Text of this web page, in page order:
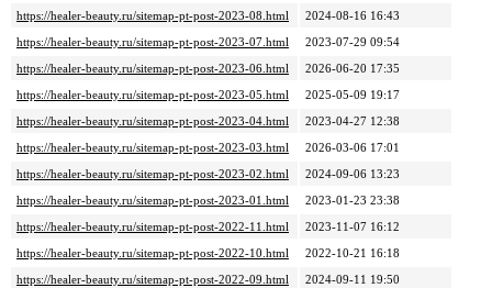
https://healer-beauty.ru/sitemap-pt-post-2023-08.html
2024-08-16 16:43
https://healer-beauty.ru/sitemap-pt-post-2023-07.html
2023-07-29 09:54
https://healer-beauty.ru/sitemap-pt-post-2023-06.html
2026-06-20 17:35
https://healer-beauty.ru/sitemap-pt-post-2023-05.html
2025-05-09 19:17
https://healer-beauty.ru/sitemap-pt-post-2023-04.html
2023-04-27 12:38
https://healer-beauty.ru/sitemap-pt-post-2023-03.html
2026-03-06 17:01
https://healer-beauty.ru/sitemap-pt-post-2023-02.html
2024-09-06 13:23
https://healer-beauty.ru/sitemap-pt-post-2023-01.html
2023-01-23 23:38
https://healer-beauty.ru/sitemap-pt-post-2022-11.html
2023-11-07 16:12
https://healer-beauty.ru/sitemap-pt-post-2022-10.html
2022-10-21 16:18
https://healer-beauty.ru/sitemap-pt-post-2022-09.html
2024-09-11 19:50